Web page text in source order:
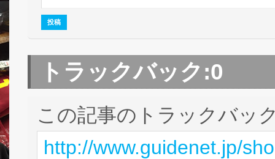
トラックバック:0
この記事のトラックバッ
http://www.guidenet.jp/